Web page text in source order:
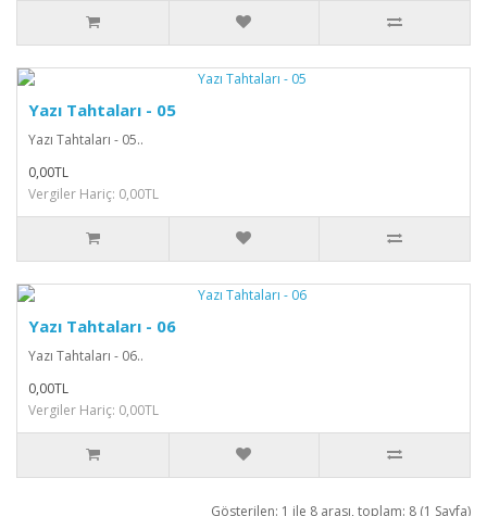
Yazı Tahtaları - 05
Yazı Tahtaları - 05..
0,00TL
Vergiler Hariç: 0,00TL
Yazı Tahtaları - 06
Yazı Tahtaları - 06..
0,00TL
Vergiler Hariç: 0,00TL
Gösterilen: 1 ile 8 arası, toplam: 8 (1 Sayfa)